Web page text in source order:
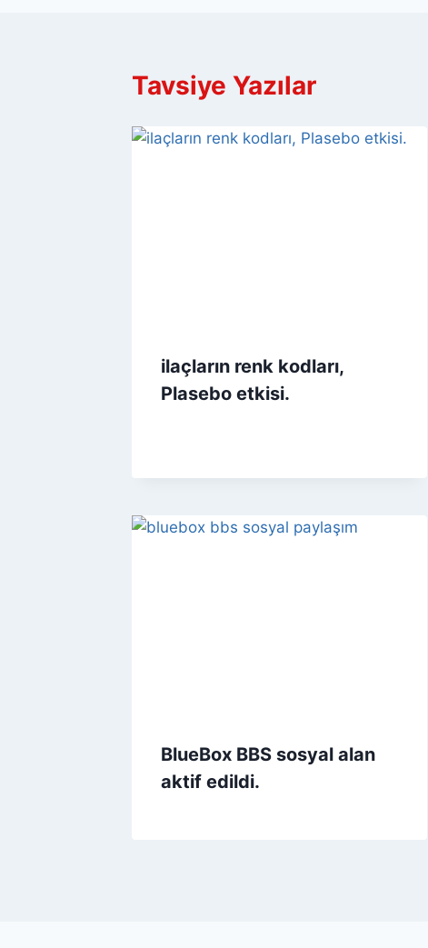
Tavsiye Yazılar
ilaçların renk kodları,
Plasebo etkisi.
BlueBox BBS sosyal alan
aktif edildi.